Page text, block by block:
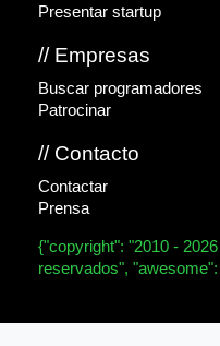
Presentar startup
// Empresas
Buscar programadores
Patrocinar
// Contacto
Contactar
Prensa
{"copyright": "2010 -
reservados",